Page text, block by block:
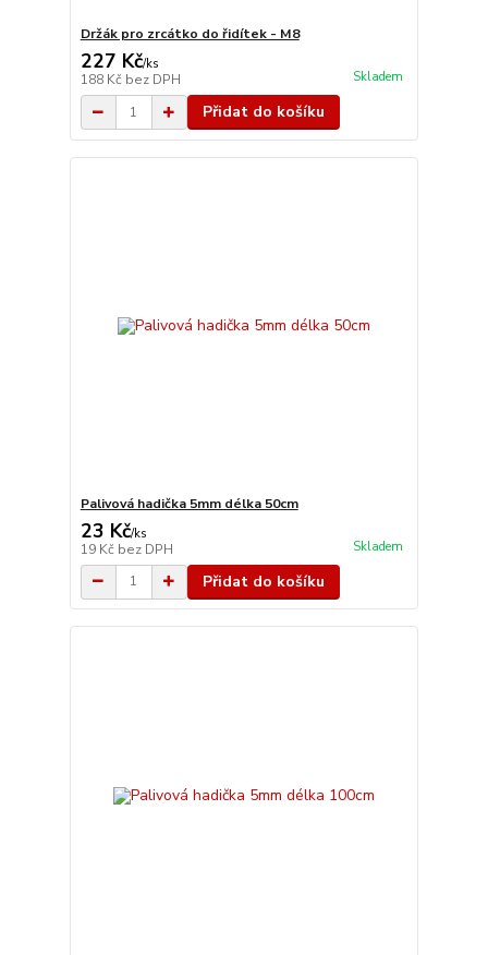
Držák pro zrcátko do řidítek - M8
227 Kč/ks
188 Kč bez DPH Skladem
Přidat do košíku
Palivová hadička 5mm délka 50cm
23 Kč/ks
19 Kč bez DPH Skladem
Přidat do košíku